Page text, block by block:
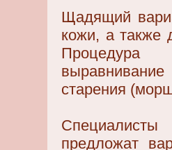
Щадящий
кожи, а также
Процедура
старения
предложат